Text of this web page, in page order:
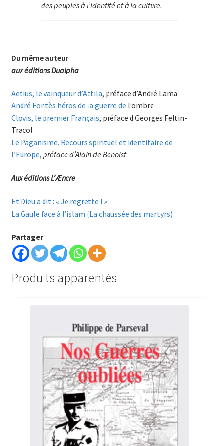
des peuples à l’identité et à la culture.
Du même auteur
aux éditions Dualpha
Aetius, le vainqueur d’Attila, préface d’André Lama
André Fontès héros de la guerre de l’ombre
Clovis, le premier Français, préface d Georges Feltin-
Tracol
Le Paganisme. Recours spirituel et identitaire de
l’Europe, préface d’Alain de Benoist
Aux éditions L’Æncre
Et Dieu a dit : « Je regrette ! »
La Gaule face à l’islam (La chaussée des martyrs)
Partager
Produits apparentés